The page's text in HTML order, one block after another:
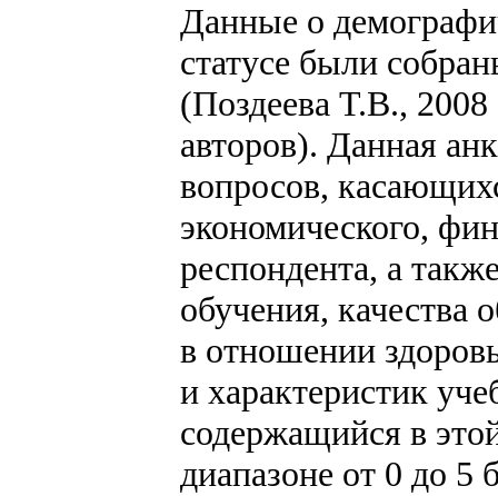
Данные о
статусе были
(Поздеева Т.В.,
авторов). Данная
вопросов,
экономического,
респондента, а
обучения, качества
в отношении
и характеристик
содержащийся в
диапазоне от 0 до 5